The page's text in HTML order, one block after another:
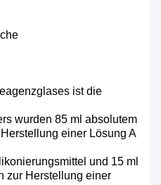
ist die
wurden 85 ml absolutem
einer Lösung A
und 15 ml
zur Herstellung einer